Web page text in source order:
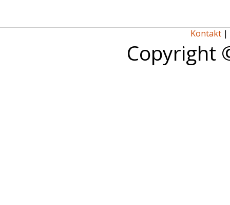
Kontakt |
Copyright